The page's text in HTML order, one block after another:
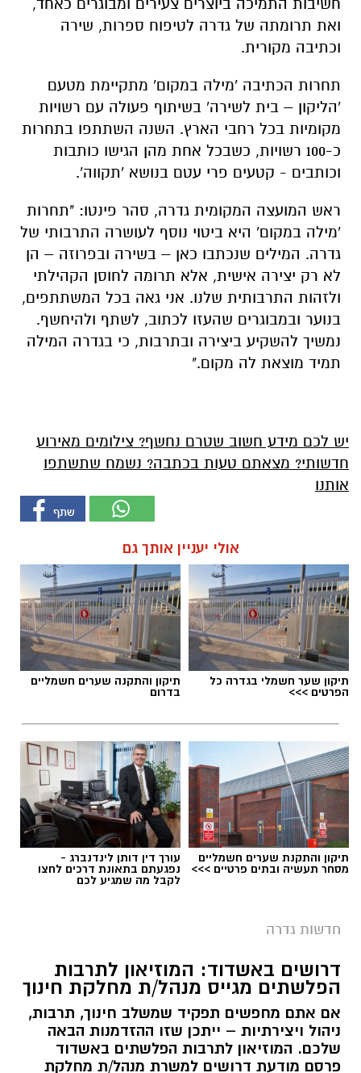
ואת תרומתה של גדרה לטיפוח ספרות, שירה
וכתיבה מקורית.
תחרות הכתיבה 'מילה במקום' מתקיימת מטעם
'הליקון – בית לשירה' בשיתוף פעולה עם רשויות
מקומיות בכל רחבי הארץ. השנה השתתפו בתחרות
כ-100 רשויות, כשבכל אחת מהן הגישו כותבות
וכותבים - קטעים פרי עטם בנושא 'תקווה'.
ראש המועצה המקומית גדרה, סהר פינטו: "תחרות
'מילה במקום' היא ביטוי נוסף לעושרה התרבותי של
גדרה. המילים שנכתבו כאן – בשירה ובפרוזה – הן
לא רק יצירה אישית, אלא תרומה לחוסן הקהילתי
ולזהות התרבותית שלנו. אני גאה בכל המשתתפים,
בנוער ובמבוגרים שהעזו לכתוב, לשתף ולהיחשף.
נמשיך להשקיע ביצירה ובתרבות, כי בגדרה המילה
תמיד מוצאת לה מקום."
יש לכם מידע חשוב שטרם נחשף? צילומים מאירוע
חדשותי? מצאתם טעות בכתבה? נשמח שתשתפו
אותנו
אולי יעניין אותך גם
תיקון שער חשמלי בגדרה כל
הפרטים >>>
תיקון והתקנה שערים חשמליים
בדרום
תיקון והתקנת שערים חשמליים
מסחר תעשיה ובתים פרטיים >>>
עורך דין דותן לינדנברג -
נפגעתם בתאונת דרכים לחצו
לקבל מה שמגיע לכם
חדשות גדרה
דרושים באשדוד: המוזיאון לתרבות
הפלשתים מגייס מנהל/ת מחלקת חינוך
אם אתם מחפשים תפקיד שמשלב חינוך, תרבות,
ניהול ויצירתיות – ייתכן שזו ההזדמנות הבאה
שלכם. המוזיאון לתרבות הפלשתים באשדוד
פרסם מודעת דרושים למשרת מנהל/ת מחלקת